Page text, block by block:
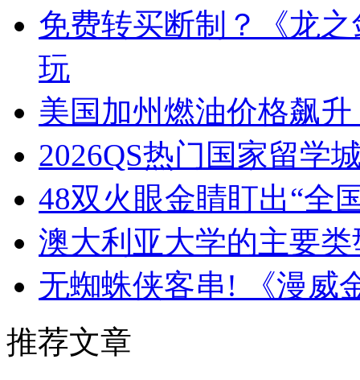
免费转买断制？《龙
玩
美国加州燃油价格飙
2026QS热门国家留学
48双火眼金睛盯出“全
澳大利亚大学的主要
无蜘蛛侠客串! 《漫威
推荐文章